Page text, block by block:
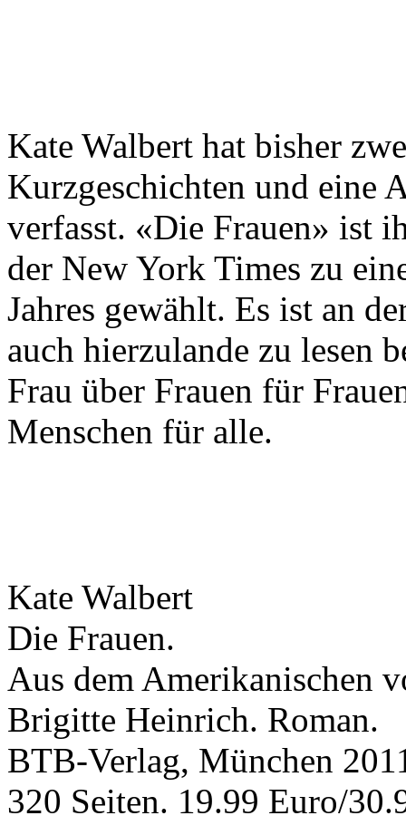
Kate Walbert hat bisher
Kurzgeschichten und eine
verfasst. «Die Frauen» ist
der New York Times zu
Jahres gewählt. Es ist an
auch hierzulande zu lesen
Frau über Frauen für
Menschen für alle.
Kate Walbert
Die Frauen.
Aus dem Amerikanischen
Brigitte Heinrich. Roman.
BTB-Verlag, München
320 Seiten. 19.99 Euro/